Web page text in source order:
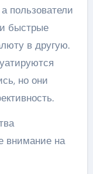
пользователи
быстрые
в другую.
но они
внимание на